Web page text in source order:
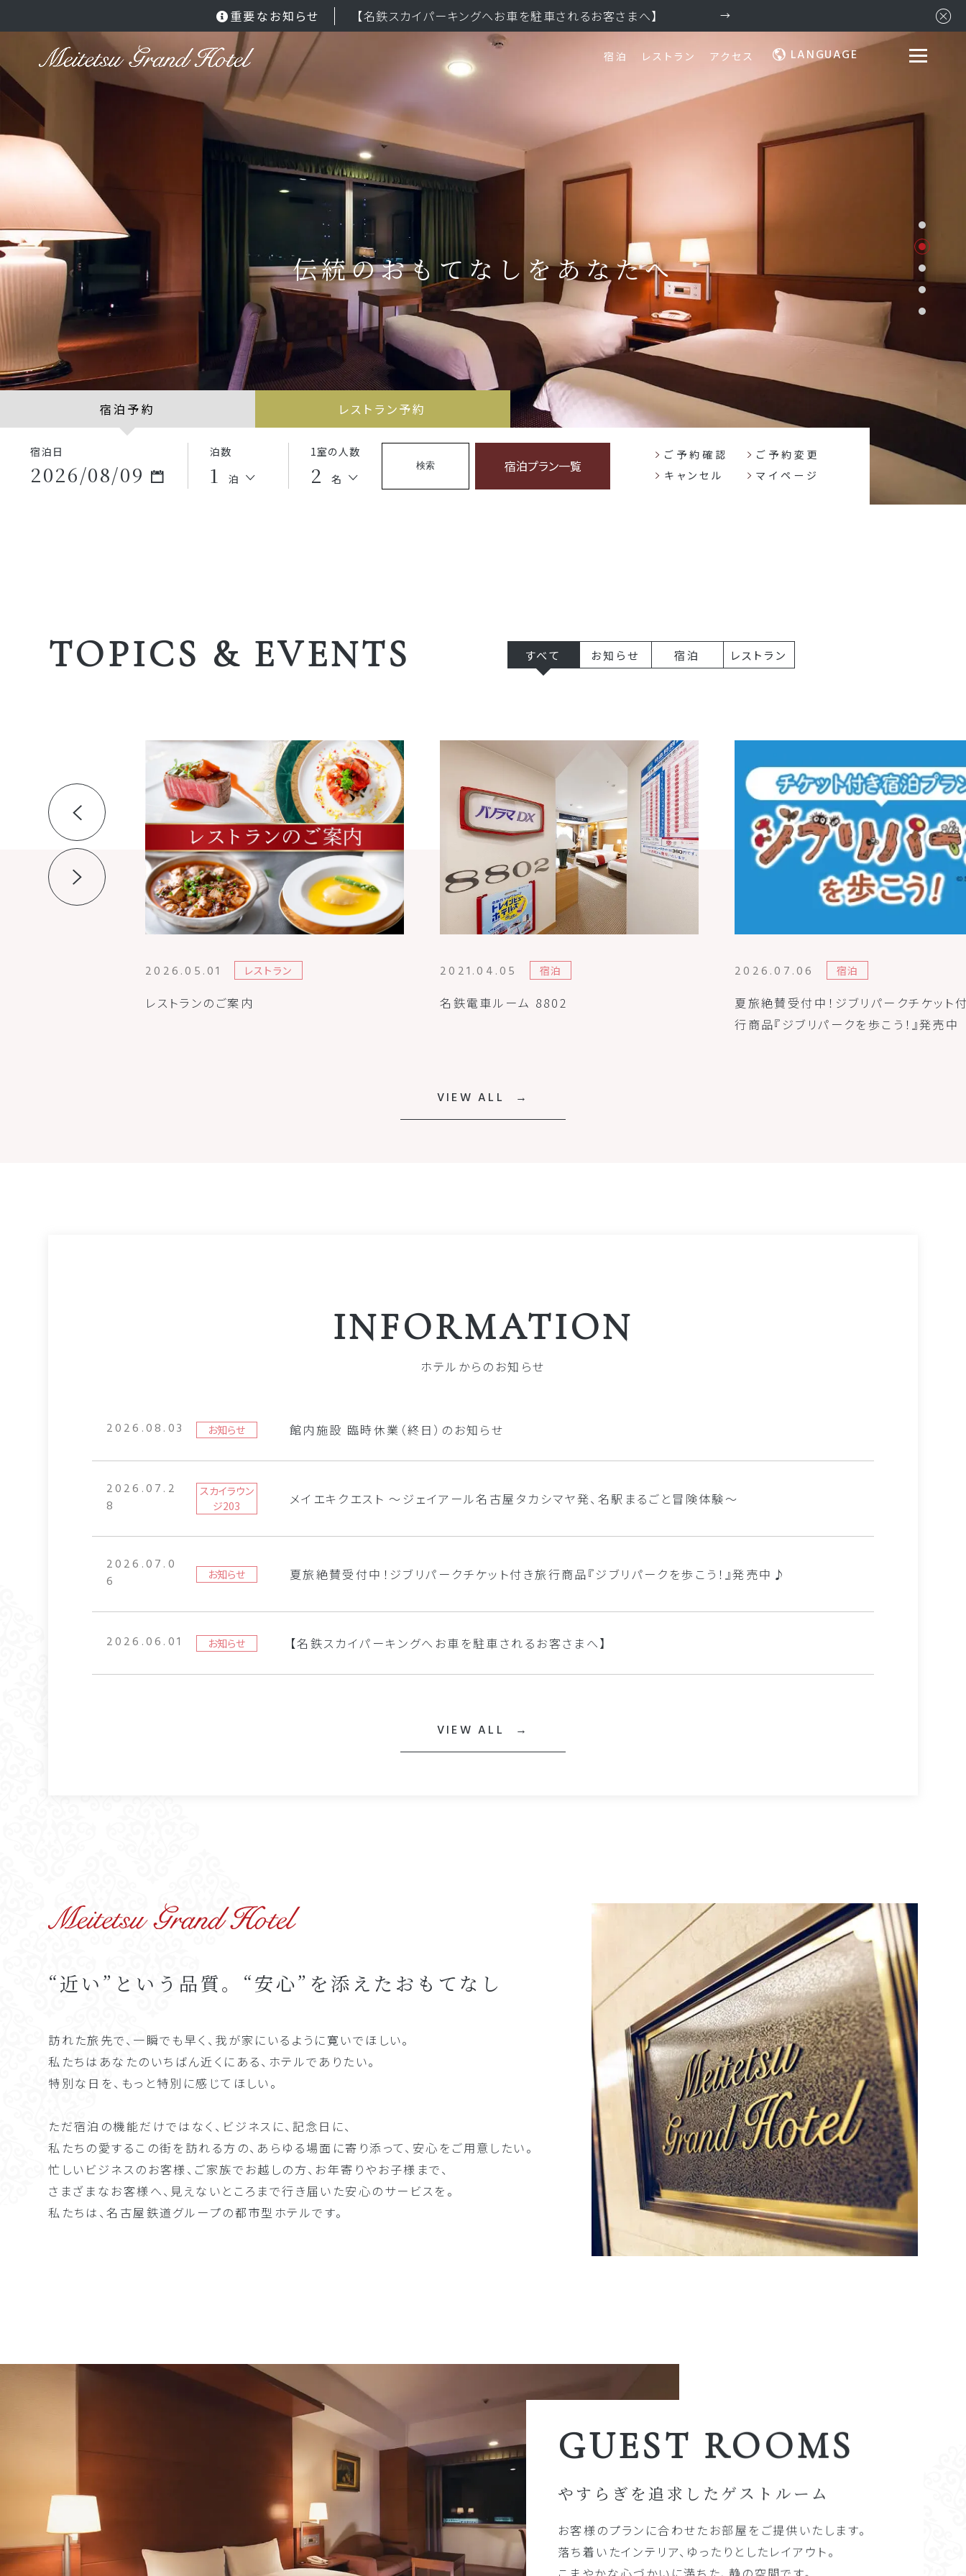
宿泊 レストラン アクセス LANGUAGE
LANGUAGE
TOP トップ
STAY 宿泊
RESTAURANT
よくあるご質問
お問合せ
お取引様用通報窓口
サイトマップ
ホテルパンフレット
FOLLOW US
重要なお知らせ 【名鉄スカイパーキングへお車を駐車されるお客さまへ】
伝統のおもてなしをあなたへ
宿泊予約 レストラン予約
宿泊日
2026/08/09
泊数
1 泊
1室の人数
2 名
検索 宿泊プラン一覧
ご予約確認
ご予約変更
キャンセル
マイページ
TOPICS & EVENTS すべて お知らせ 宿泊 レストラン
2026.05.01 レストラン
レストランのご案内
2021.04.05 宿泊
名鉄電車ルーム 8802
2026.07.06 宿泊
夏旅絶賛受付中！ジブリパークチケット
行商品『ジブリパークを歩こう！』発売中
VIEW ALL
INFORMATION
ホテルからのお知らせ
2026.08.03 お知らせ 館内施設 臨時休業（終日）のお知らせ
2026.07.2
8
スカイラウン
ジ203
メイエキクエスト ～ジェイアール名古屋タカシマヤ発、名駅まるごと冒険体験～
2026.07.0
6
お知らせ 夏旅絶賛受付中！ジブリパークチケット付き旅行商品『ジブリパークを歩こう！』発売中♪
2026.06.01 お知らせ 【名鉄スカイパーキングへお車を駐車されるお客さまへ】
VIEW ALL
“近い”という品質。 “安心”を添えたおもてなし
訪れた旅先で、一瞬でも早く、我が家にいるように寛いでほしい。
私たちはあなたのいちばん近くにある、ホテルでありたい。
特別な日を、もっと特別に感じてほしい。
ただ宿泊の機能だけではなく、ビジネスに、記念日に、
私たちの愛するこの街を訪れる方の、あらゆる場面に寄り添って、安心をご用意したい。
忙しいビジネスのお客様、ご家族でお越しの方、お年寄りやお子様まで、
さまざまなお客様へ、見えないところまで行き届いた安心のサービスを。
私たちは、名古屋鉄道グループの都市型ホテルです。
GUEST ROOMS
やすらぎを追求したゲストルーム
お客様のプランに合わせたお部屋をご提供いたします。
落ち着いたインテリア、ゆったりとしたレイアウト。